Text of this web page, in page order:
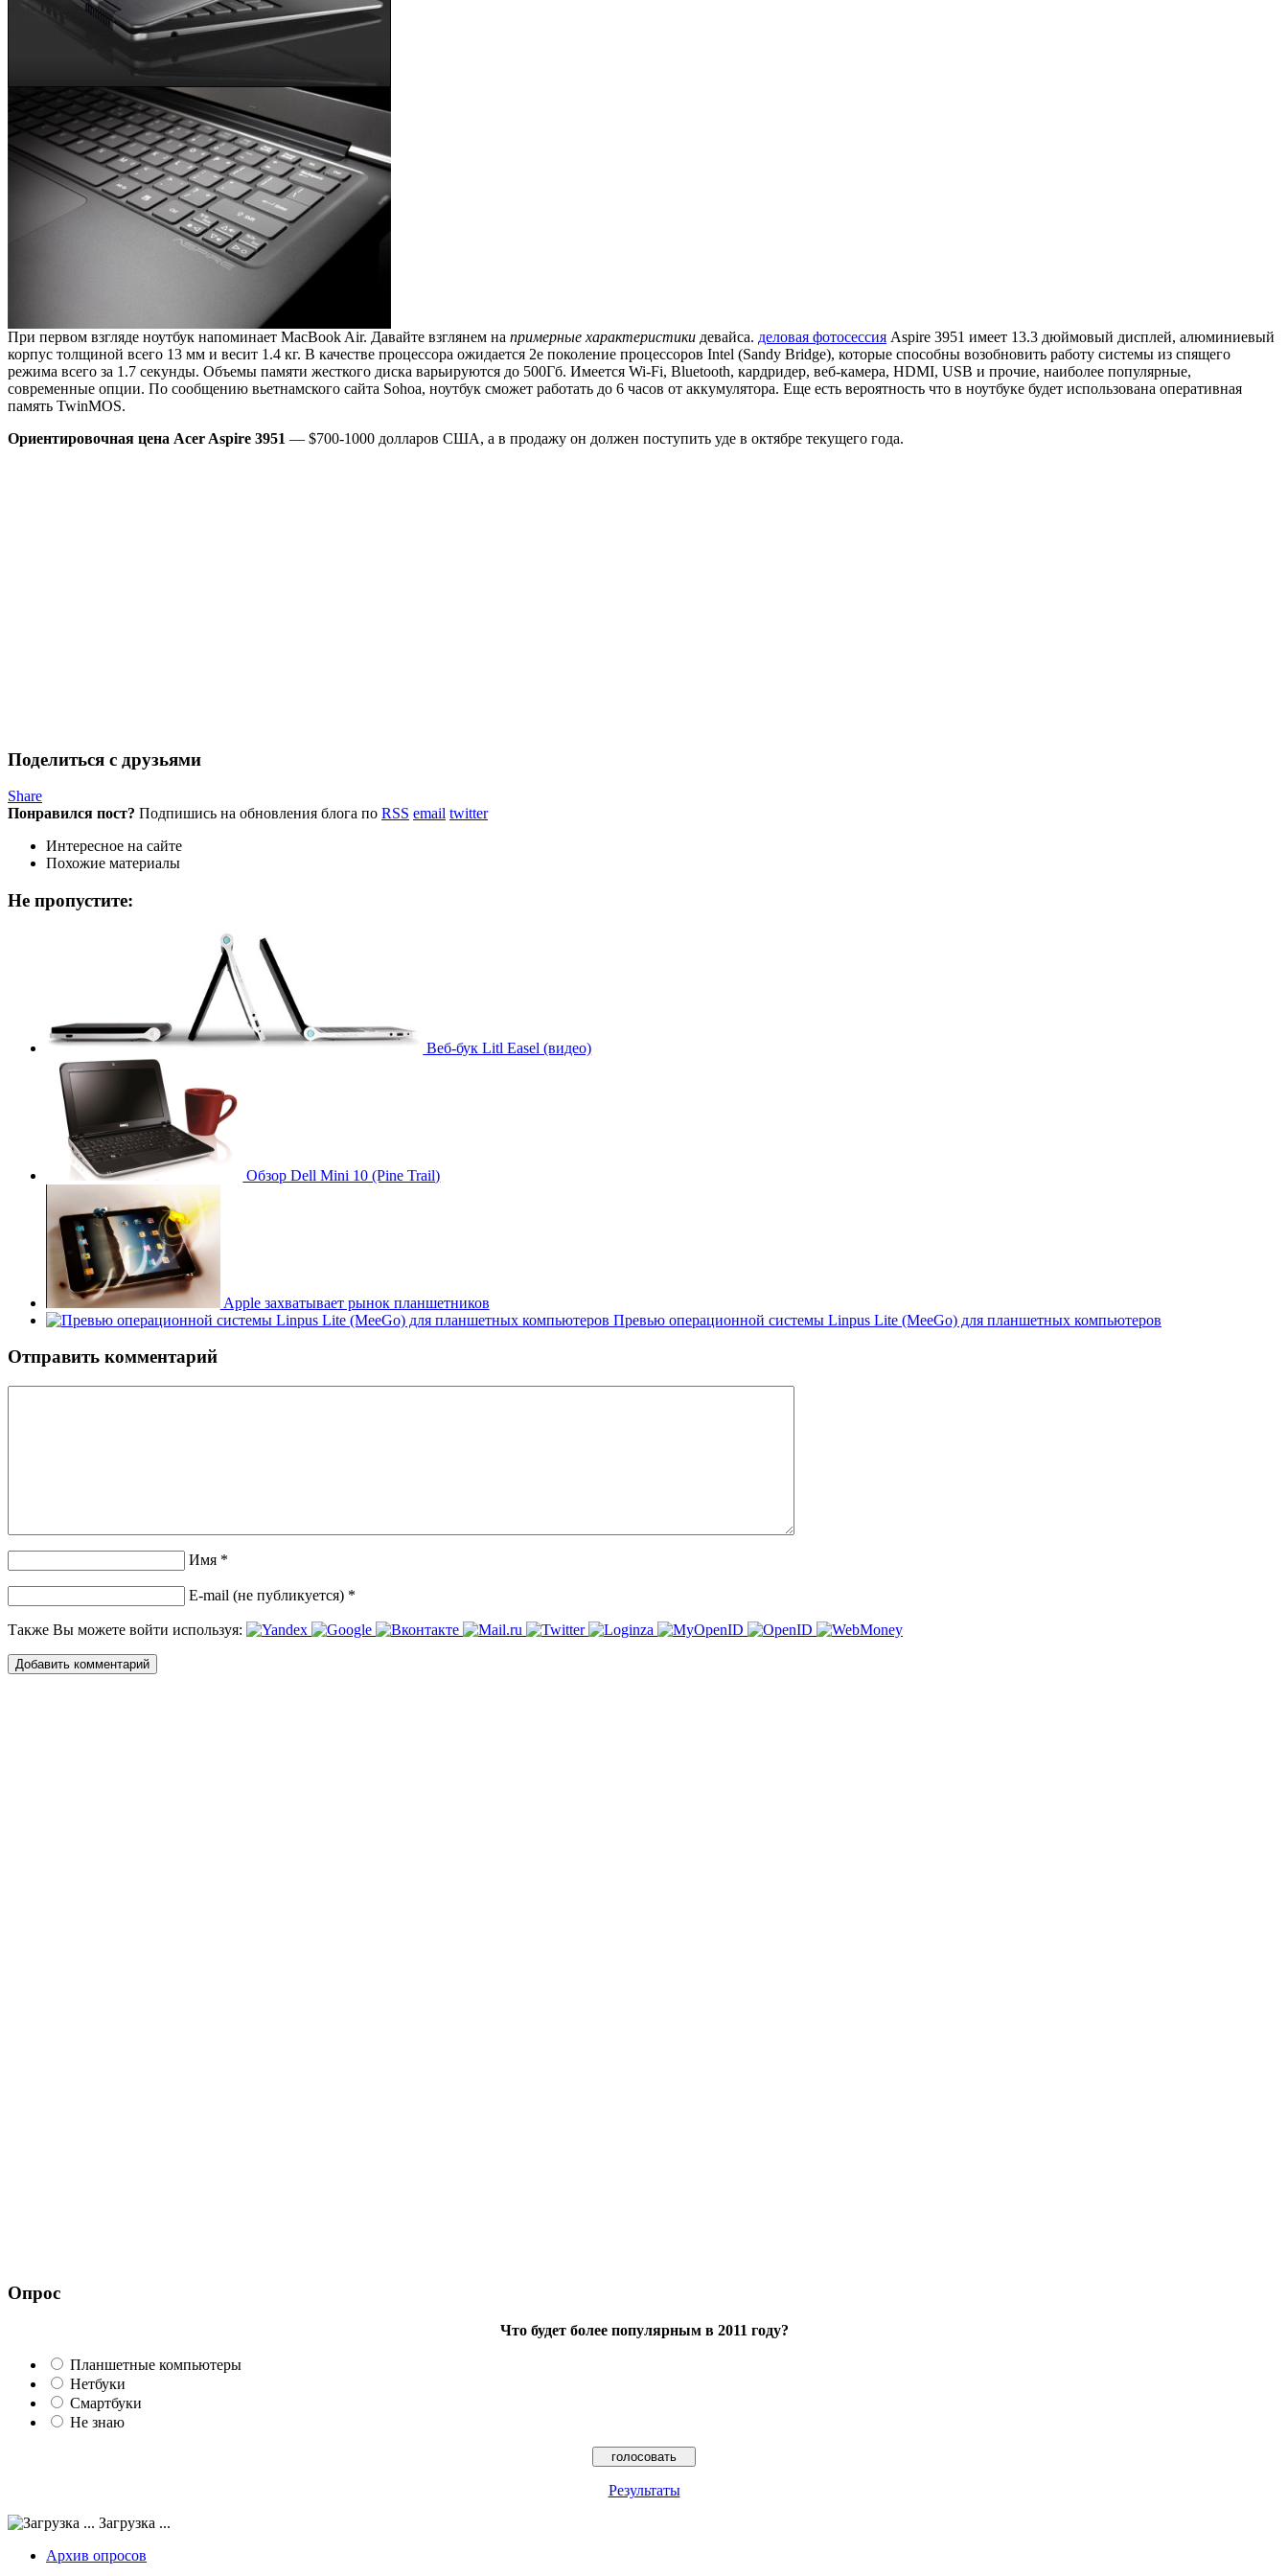
При первом взгляде ноутбук напоминает MacBook Air. Давайте взглянем на примерные характеристики девайса. деловая фотосессия Aspire 3951 имеет 13.3 дюймовый дисплей, алюминиевый
корпус толщиной всего 13 мм и весит 1.4 кг. В качестве процессора ожидается 2е поколение процессоров Intel (Sandy Bridge), которые способны возобновить работу системы из спящего
режима всего за 1.7 секунды. Объемы памяти жесткого диска варьируются до 500Гб. Имеется Wi-Fi, Bluetooth, кардридер, веб-камера, HDMI, USB и прочие, наиболее популярные,
современные опции. По сообщению вьетнамского сайта Sohoa, ноутбук сможет работать до 6 часов от аккумулятора. Еще есть вероятность что в ноутбуке будет использована оперативная
память TwinMOS.
Ориентировочная цена Acer Aspire 3951 — $700-1000 долларов США, а в продажу он должен поступить уде в октябре текущего года.
Поделиться с друзьями
Share
Понравился пост? Подпишись на обновления блога по RSS email twitter
Интересное на сайте
Похожие материалы
Не пропустите:
Веб-бук Litl Easel (видео)
Обзор Dell Mini 10 (Pine Trail)
Apple захватывает рынок планшетников
Превью операционной системы Linpus Lite (MeeGo) для планшетных компьютеров
Отправить комментарий
Имя *
E-mail (не публикуется) *
Также Вы можете войти используя:
Опрос
Что будет более популярным в 2011 году?
Планшетные компьютеры
Нетбуки
Смартбуки
Не знаю
Результаты
Загрузка ...
Архив опросов